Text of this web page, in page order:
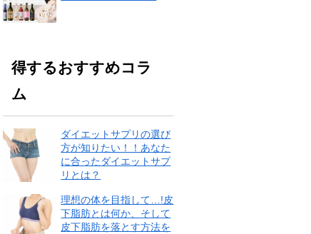
得するおすすめコラ
ム
ダイエットサプリの選び
方が知りたい！！あなた
に合ったダイエットサプ
リとは？
理想の体を目指して…!皮
下脂肪とは何か、そして
皮下脂肪を落とす方法を